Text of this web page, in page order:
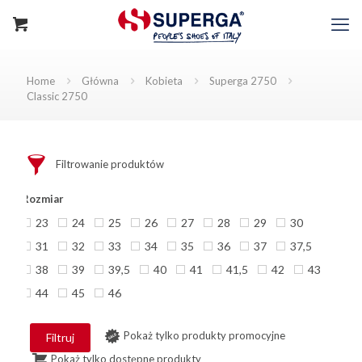
Home Główna Kobieta
Superga 2750
Classic 2750
Filtrowanie produktów
Rozmiar
23 24 25 26 27 28 29
30
31
32 33 34 35 36 37
37,5
38
39 39,5 40 41 41,5 42
43
44
45 46
Filtruj
Pokaż tylko produkty promocyjne
Pokaż tylko dostępne produkty